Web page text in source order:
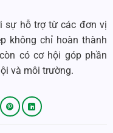
sự hỗ trợ từ các đơn vị
không chỉ hoàn thành
có cơ hội góp phần
và môi trường.